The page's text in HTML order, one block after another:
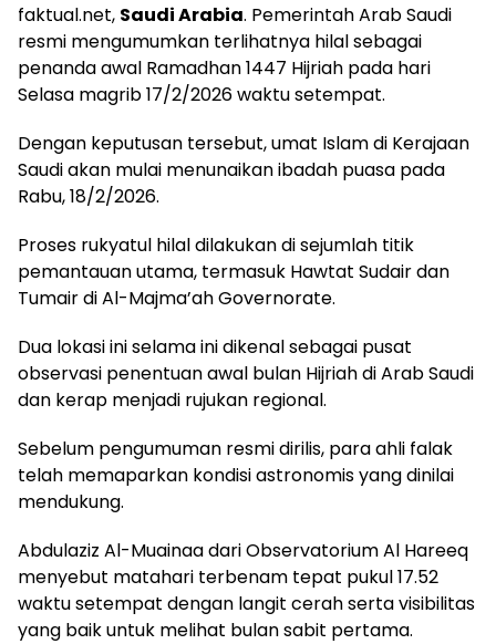
faktual.net, Saudi Arabia. Pemerintah Arab Saudi
resmi mengumumkan terlihatnya hilal sebagai
penanda awal Ramadhan 1447 Hijriah pada hari
Selasa magrib 17/2/2026 waktu setempat.
Dengan keputusan tersebut, umat Islam di Kerajaan
Saudi akan mulai menunaikan ibadah puasa pada
Rabu, 18/2/2026.
Proses rukyatul hilal dilakukan di sejumlah titik
pemantauan utama, termasuk Hawtat Sudair dan
Tumair di Al-Majma’ah Governorate.
Dua lokasi ini selama ini dikenal sebagai pusat
observasi penentuan awal bulan Hijriah di Arab Saudi
dan kerap menjadi rujukan regional.
Sebelum pengumuman resmi dirilis, para ahli falak
telah memaparkan kondisi astronomis yang dinilai
mendukung.
Abdulaziz Al-Muainaa dari Observatorium Al Hareeq
menyebut matahari terbenam tepat pukul 17.52
waktu setempat dengan langit cerah serta visibilitas
yang baik untuk melihat bulan sabit pertama.